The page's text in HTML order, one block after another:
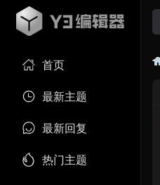
首页
最新主题
最新回复
热门主题